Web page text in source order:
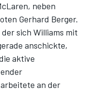
neben
Gerhard Berger.
sich Williams mit
anschickte,
aktive
an der